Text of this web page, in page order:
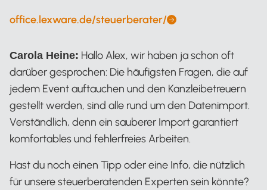
Alexander Mayer
office.lexware.de/steuerberater/
Carola Heine: Hallo Alex, wir haben ja schon oft
darüber gesprochen: Die häufigsten Fragen, die auf
jedem Event auftauchen und den Kanzleibetreuern
gestellt werden, sind alle rund um den Datenimport.
Verständlich, denn ein sauberer Import garantiert
komfortables und fehlerfreies Arbeiten.
Hast du noch einen Tipp oder eine Info, die nützlich
für unsere steuerberatenden Experten sein könnte?